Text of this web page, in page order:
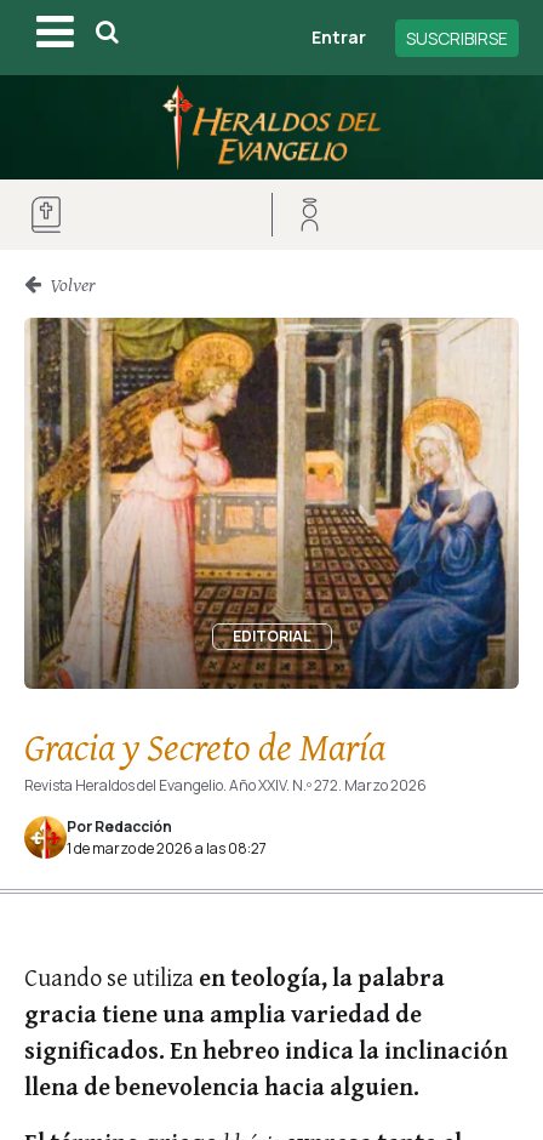
Entrar SUSCRIBIRSE
Volver
EDITORIAL
Gracia y Secreto de María
Revista Heraldos del Evangelio. Año XXIV. N.º 272. Marzo 2026
Por Redacción
1 de marzo de 2026 a las 08:27
Cuando se utilizaen teología, la palabra
gracia tiene una amplia variedad de
significados. En hebreo indica la inclinación
llena de benevolencia hacia alguien.